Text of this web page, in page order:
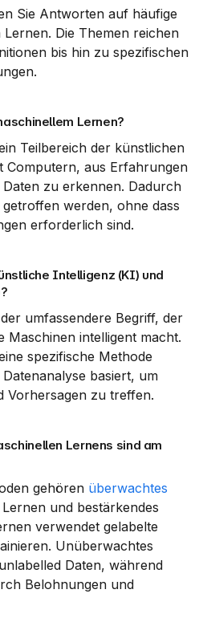
Sie Antworten auf häufige
Die Themen reichen
bis hin zu spezifischen
Lernen?
Teilbereich der künstlichen
Computern, aus Erfahrungen
zu erkennen. Dadurch
werden, ohne dass
erforderlich sind.
Intelligenz (KI) und
umfassendere Begriff, der
Maschinen intelligent macht.
spezifische Methode
basiert, um
Vorhersagen zu treffen.
Lernens sind am
gehören überwachtes
und bestärkendes
verwendet gelabelte
Unüberwachtes
Daten, während
Belohnungen und